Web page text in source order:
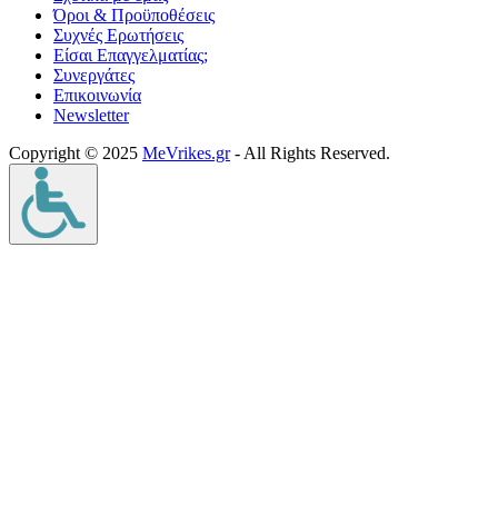
Όροι & Προϋποθέσεις
Συχνές Ερωτήσεις
Είσαι Επαγγελματίας;
Συνεργάτες
Επικοινωνία
Νewsletter
Copyright © 2025 MeVrikes.gr- All Rights Reserved.